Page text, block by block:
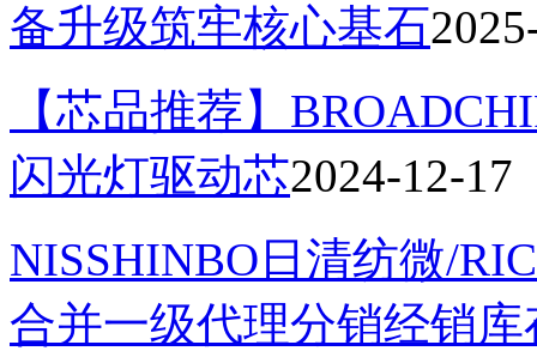
备升级筑牢核心基石
【芯品推荐】
闪光灯驱动芯2024-12-17
NISSHINBO日清纺微/
合并一级代理分销经销库